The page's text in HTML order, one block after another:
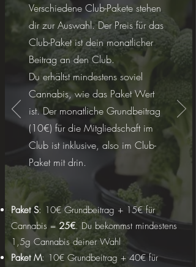
Verschiedene Club-Pakete stehen
dir zur Auswahl. Der Preis für das
Club-Paket ist dein monatlicher
Beitrag an den Club.
Du erhältst mindestens soviel
Cannabis, wie das Paket Wert
ist. Der monatliche Grundbeitrag
(10€) für die Mitgliedschaft im
Club ist inklusive, also im Club-
Paket mit drin.
Paket S: 10€ Grundbeitrag + 15€ für
Cannabis = 25€. Du bekommst mindestens
1,5g Cannabis deiner Wahl
Paket M: 10€ Grundbeitrag + 40€ für